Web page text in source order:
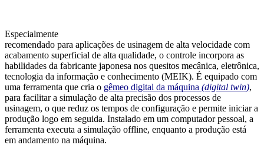
Especialmente
recomendado para aplicações de usinagem de alta velocidade com
acabamento superficial de alta qualidade, o controle incorpora as
habilidades da fabricante japonesa nos quesitos mecânica, eletrônica,
tecnologia da informação e conhecimento (MEIK). É equipado com
uma ferramenta que cria o gêmeo digital da máquina (digital twin),
para facilitar a simulação de alta precisão dos processos de
usinagem, o que reduz os tempos de configuração e permite iniciar a
produção logo em seguida. Instalado em um computador pessoal, a
ferramenta executa a simulação offline, enquanto a produção está
em andamento na máquina.